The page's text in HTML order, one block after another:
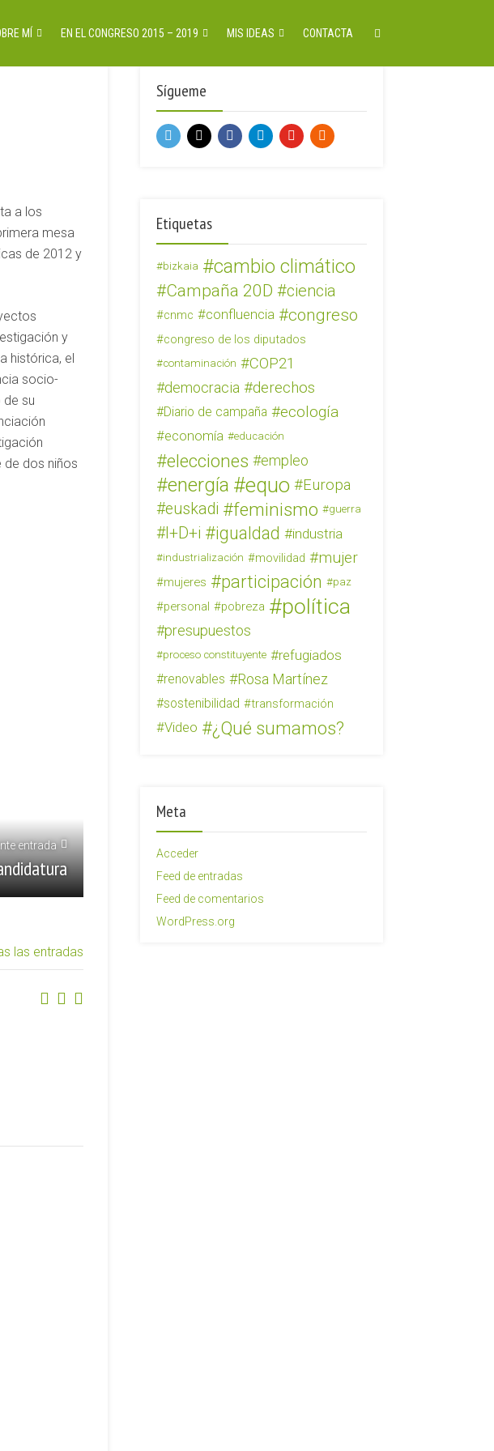
MÍ EN EL CONGRESO 2015 – 2019 MIS IDEAS CONTACTA
a los
mesa
de 2012 y
y
histórica, el
socio-
su
dos niños
entrada
las entradas
Sígueme
Etiquetas
bizkaia cambio climático
Campaña 20D ciencia
cnmc confluencia congreso
congreso de los diputados
contaminación COP21
democracia derechos
Diario de campaña ecología
economía educación
elecciones empleo
energía equo Europa
euskadi feminismo guerra
I+D+i igualdad industria
industrialización movilidad mujer
mujeres participación paz
personal pobreza política
presupuestos
proceso constituyente refugiados
renovables Rosa Martínez
sostenibilidad transformación
Video ¿Qué sumamos?
Meta
Acceder
Feed de entradas
Feed de comentarios
WordPress.org